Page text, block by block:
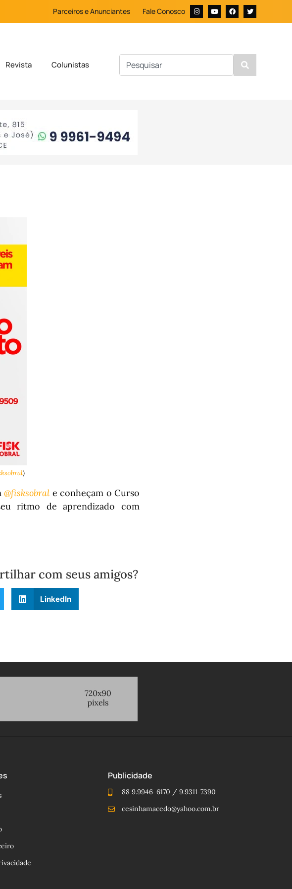
Parceiros e Anunciantes Fale Conosco
Revista Colunistas
)
@fisksobral e conheçam o Curso
ritmo de aprendizado com
com seus amigos?
LinkedIn
Publicidade
88 9.9946-6170 / 9.9311-7390
cesinhamacedo@yahoo.com.br